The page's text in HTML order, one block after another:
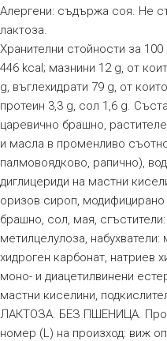
Алергени: съдържа соя. Не
лактоза.
Хранителни стойности за
446 kcal; мазнини 12 g, от
g, въглехидрати 79 g, от
протеин 3,3 g, сол 1,6 g.
царевично брашно,
и масла в променливо
палмовоядково, рапично),
диглицериди на мастни
оризов сироп, модифицирано
брашно, сол, мая,
метилцелулоза, набухватели:
хидроген карбонат, натриев
моно- и диацетилвинени
мастни киселини,
ЛАКТОЗА. БЕЗ ПШЕНИЦА.
номер (L) на произход: виж